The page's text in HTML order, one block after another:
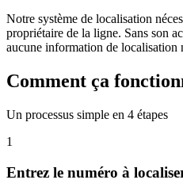
Notre système de localisation
propriétaire de la ligne. Sans son
aucune information de localisation
Comment ça
Un processus simple en 4 étapes
1
Entrez le numéro à